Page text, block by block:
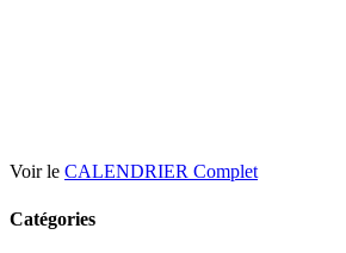
Voir le CALENDRIER Complet
Catégories